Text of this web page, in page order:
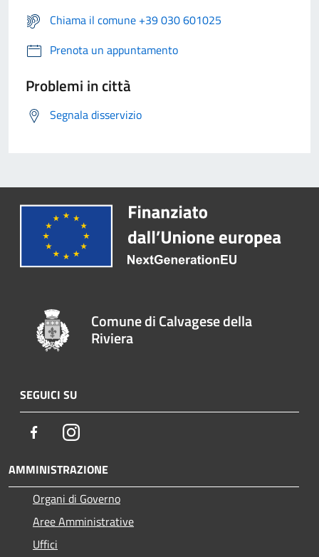
Chiama il comune +39 030 601025
Prenota un appuntamento
Problemi in città
Segnala disservizio
Comune di Calvagese della
Riviera
SEGUICI SU
FacebookInstagram
AMMINISTRAZIONE
Organi di Governo
Aree Amministrative
Uffici